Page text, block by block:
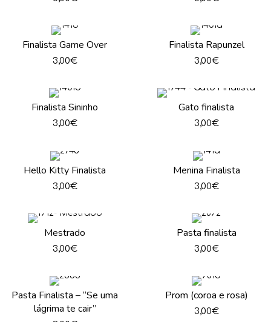
Finalista Game Over
3,00€
Finalista Rapunzel
3,00€
Finalista Sininho
3,00€
Gato finalista
3,00€
Hello Kitty Finalista
3,00€
Menina Finalista
3,00€
Mestrado
3,00€
Pasta finalista
3,00€
Pasta Finalista – “Se uma
lágrima te cair”
Prom (coroa e rosa)
3,00€